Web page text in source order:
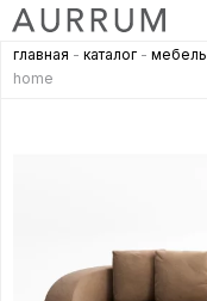
главная - каталог - мебель
home